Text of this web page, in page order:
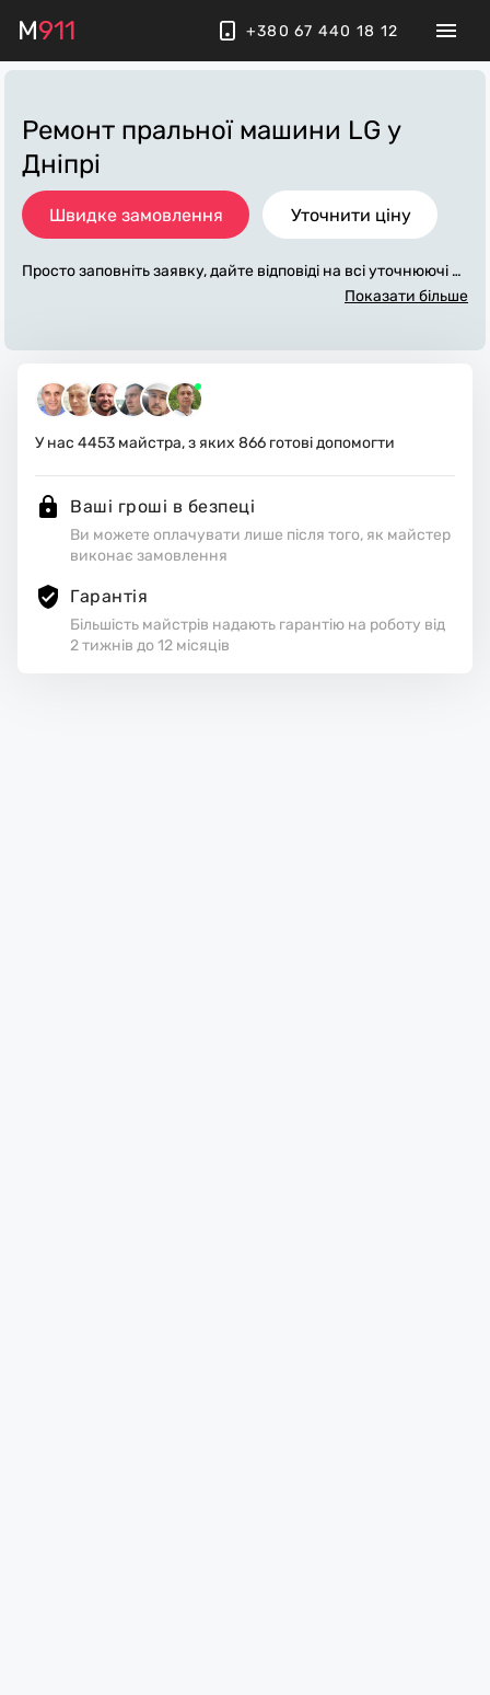
M911 +380 67 440 18 12
Ремонт пральної машини LG у
Дніпрі
Швидке замовлення Уточнити ціну
Просто заповніть заявку, дайте відповіді на всі уточнюючі за
питання по «ремонт пральної машини lg». Ми зв'яжемося з
Виконавці стежать за чистотою та прибирають робоче місц
Показати більше
У нас 4453 майстра, з яких 866 готові допомогти
Ваші гроші в безпеці
Ви можете оплачувати лише після того, як майстер
виконає замовлення
Гарантія
Більшість майстрів надають гарантію на роботу від
2 тижнів до 12 місяців